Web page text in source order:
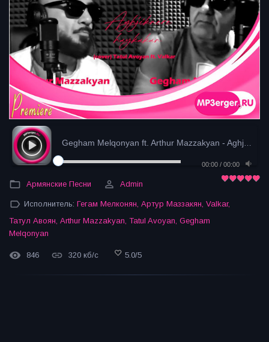
00:00 / 00:00
Армянские Песни Admin
Исполнитель: Гегам Мелконян Артур Маззакян Valkar,
Татул Авоян, Arthur Mazzakyan, Tatul Avoyan, Gegham
Melqonyan
846 320 кб/с 5.0/5